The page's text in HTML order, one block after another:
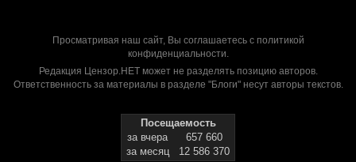
Просматривая наш сайт, Вы соглашаетесь с политикой
конфиденциальности.
Редакция Цензор.НЕТ может не разделять позицию авторов.
Ответственность за материалы в разделе "Блоги" несут авторы текстов.
Посещаемость
за вчера
657 660
за месяц
12 586 370